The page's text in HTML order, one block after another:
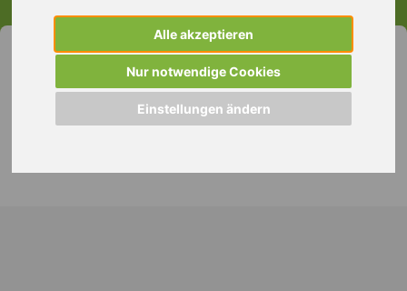
Alle akzeptieren
Nur notwendige Cookies
Einstellungen ändern